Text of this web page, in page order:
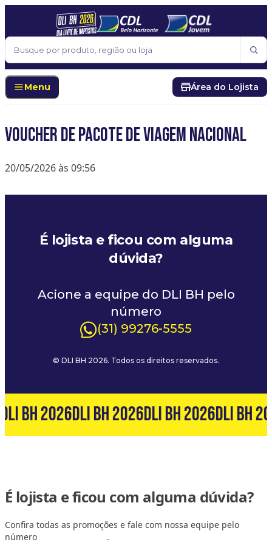
Pular para o conteúdo
Buscar
Menu Área do Lojista
Voucher de Pacote de Viagem Nacional
20/05/2026 às 09:56
É lojista e ficou com alguma
dúvida?
Acione a equipe do DLI BH pelo
número
(31) 99276-5555
© DLI BH 2026. Todos os direitos reservados.
BH 2026DLI BH 2026DLI BH 2026DLI BH
É lojista e ficou com alguma dúvida?
Confira todas as promoções e fale com nossa equipe pelo
número
.